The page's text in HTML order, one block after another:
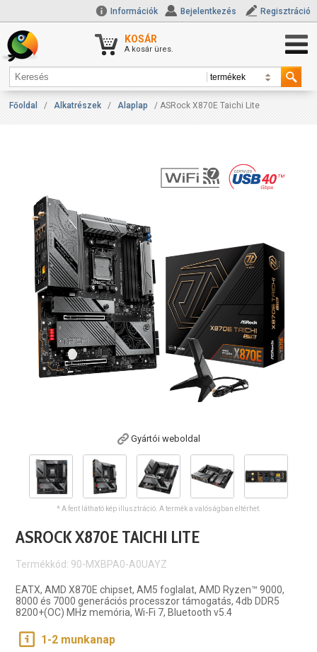
Információk Bejelentkezés Regisztráció
KOSÁR
A kosár üres.
Főoldal / Alkatrészek / Alaplap / ASRock X870E Taichi Lite
Gyártói weboldal
* A fent látható kép illusztráció. A termék a valóságban eltérhet.
ASROCK X870E TAICHI LITE
Termékkód: 90-MXBPA0-A0UAYZ
EATX, AMD X870E chipset, AM5 foglalat, AMD Ryzen™ 9000,
8000 és 7000 generációs processzor támogatás, 4db DDR5
8200+(OC) MHz memória, Wi-Fi 7, Bluetooth v5.4
1-2 munkanap